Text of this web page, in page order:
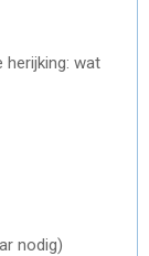
herijking: wat
nodig)